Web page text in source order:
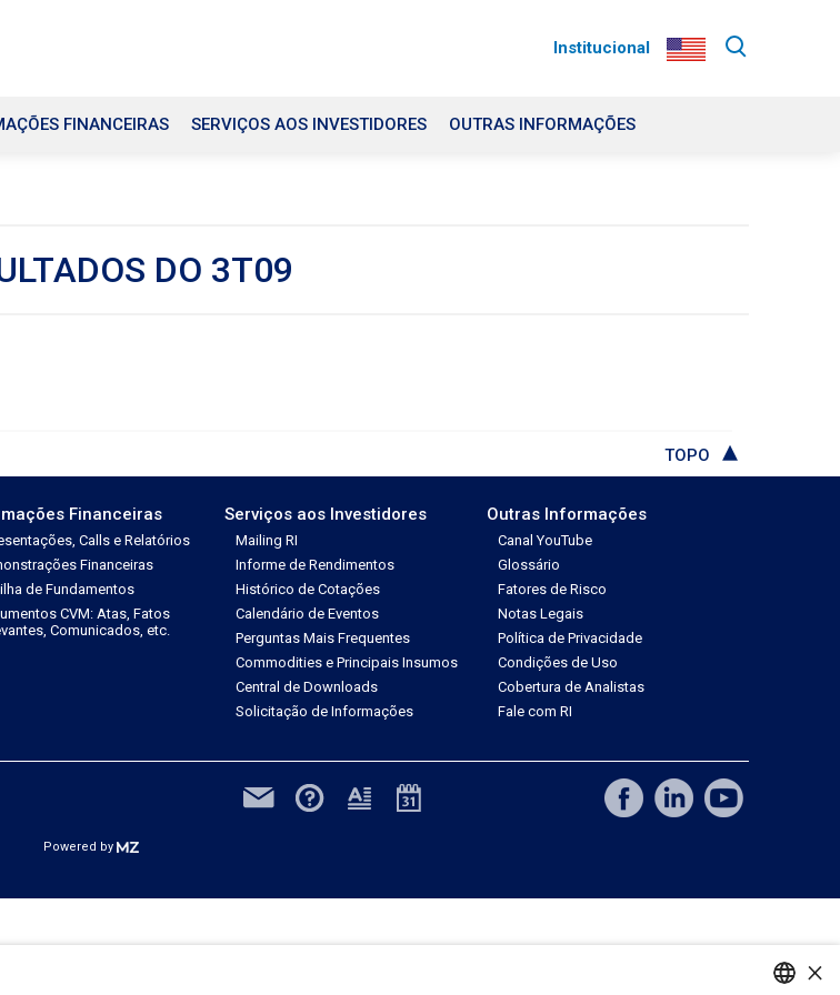
Institucional
FINANCEIRAS SERVIÇOS AOS INVESTIDORES OUTRAS INFORMAÇÕES
DO 3T09
TOPO
Financeiras
Calls e Relatórios
Financeiras
de Fundamentos
CVM: Atas, Fatos
Comunicados, etc.
Serviços aos Investidores
Mailing RI
Informe de Rendimentos
Histórico de Cotações
Calendário de Eventos
Perguntas Mais Frequentes
Commodities e Principais Insumos
Central de Downloads
Solicitação de Informações
Outras Informações
Canal YouTube
Glossário
Fatores de Risco
Notas Legais
Política de Privacidade
Condições de Uso
Cobertura de Analistas
Fale com RI
Powered by
×